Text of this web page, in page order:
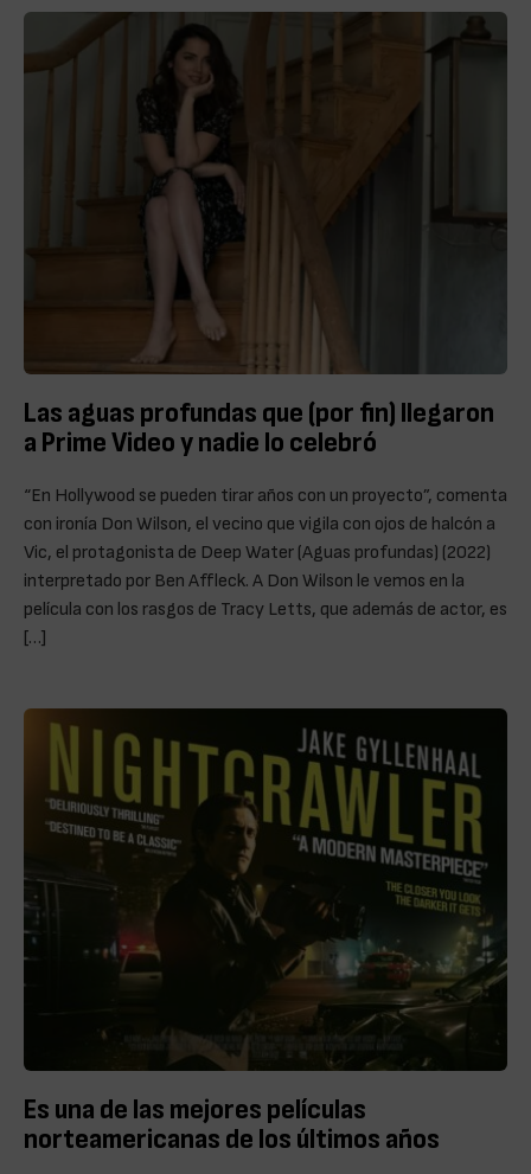
Las aguas profundas que (por fin) llegaron
a Prime Video y nadie lo celebró
“En Hollywood se pueden tirar años con un proyecto”, comenta
con ironía Don Wilson, el vecino que vigila con ojos de halcón a
Vic, el protagonista de Deep Water (Aguas profundas) (2022)
interpretado por Ben Affleck. A Don Wilson le vemos en la
película con los rasgos de Tracy Letts, que además de actor, es
[…]
Es una de las mejores películas
norteamericanas de los últimos años